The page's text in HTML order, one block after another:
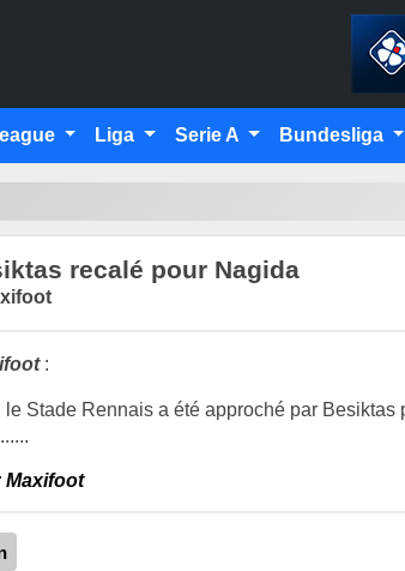
Liga Serie A Bundesliga
recalé pour Nagida
:
Stade Rennais a été approché par Besiktas
Maxifoot